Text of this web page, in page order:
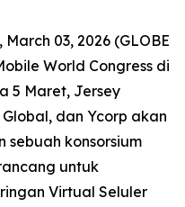
03, 2026 (GLOBE
World Congress di
5 Maret, Jersey
Global, dan Ycorp akan
sebuah konsorsium
untuk
Virtual Seluler